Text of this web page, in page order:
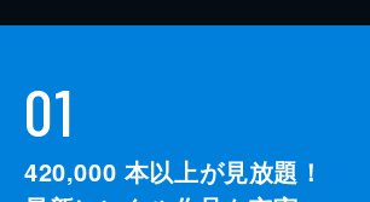
01
420,000 本以上が見放題！